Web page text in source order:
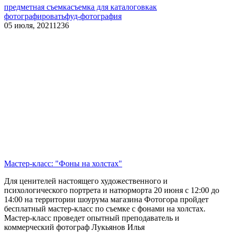
предметная съемкасъемка для каталоговкак
фотографироватьфуд-фотография
05 июля, 20211236
Мастер-класс: "Фоны на холстах"
Для ценителей настоящего художественного и
психологического портрета и натюрморта 20 июня с 12:00 до
14:00 на территории шоурума магазина Фотогора пройдет
бесплатный мастер-класс по съемке с фонами на холстах.
Мастер-класс проведет опытный преподаватель и
коммерческий фотограф Лукьянов Илья